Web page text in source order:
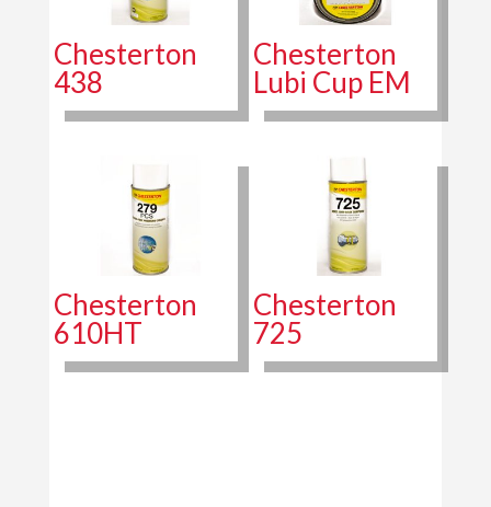
Chesterton
438
Chesterton
Lubi Cup EM
Chesterton
610HT
Chesterton
725